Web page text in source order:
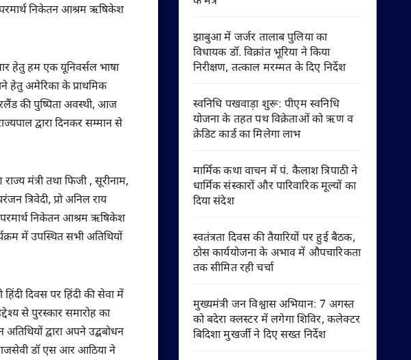
निकेतन आश्रम ऋषिकेश
हेतु हम एक यूनिवर्सल भाषा
हेतु अमेरिका के प्राथमिक
की पुष्पिता अवस्थी, आज
द्वारा दिनकर सम्मान से
मंत्री तथा फिजी , सूरीनाम,
त्रिवेदी, प्रो अनिल राय
परमार्थ निकेतन आश्रम ऋषिकेश
में उपस्थित सभी अतिथियों
हिंदी दिवस पर हिंदी की सेवा में
से पुरस्कार समारोह का
द्वारा अपने उद्बबोधन
डॉ एस आर आठिया ने
झाबुआ में जर्जर तालाब पुलिया का
विधायक डॉ. विक्रांत भूरिया ने किया
निरीक्षण, तत्काल मरम्मत के दिए निर्देश
स्वनिधि पखवाड़ा शुरू: पीएम स्वनिधि
योजना के तहत पथ विक्रेताओं को ऋण व
क्रेडिट कार्ड का मिलेगा लाभ
मार्मिक कथा वाचन में पं. कैलाश त्रिपाठी ने
धार्मिक संस्कारों और पारिवारिक मूल्यों का
दिया संदेश
स्वतंत्रता दिवस की तैयारियों पर हुई बैठक,
ठोस कार्ययोजना के अभाव में औपचारिकता
तक सीमित रही चर्चा
मुख्यमंत्री जन विश्वास अभियान: 7 अगस्त
को बदेरा क्लस्टर में लगेगा शिविर, कलेक्टर
बिदिशा मुखर्जी ने दिए सख्त निर्देश